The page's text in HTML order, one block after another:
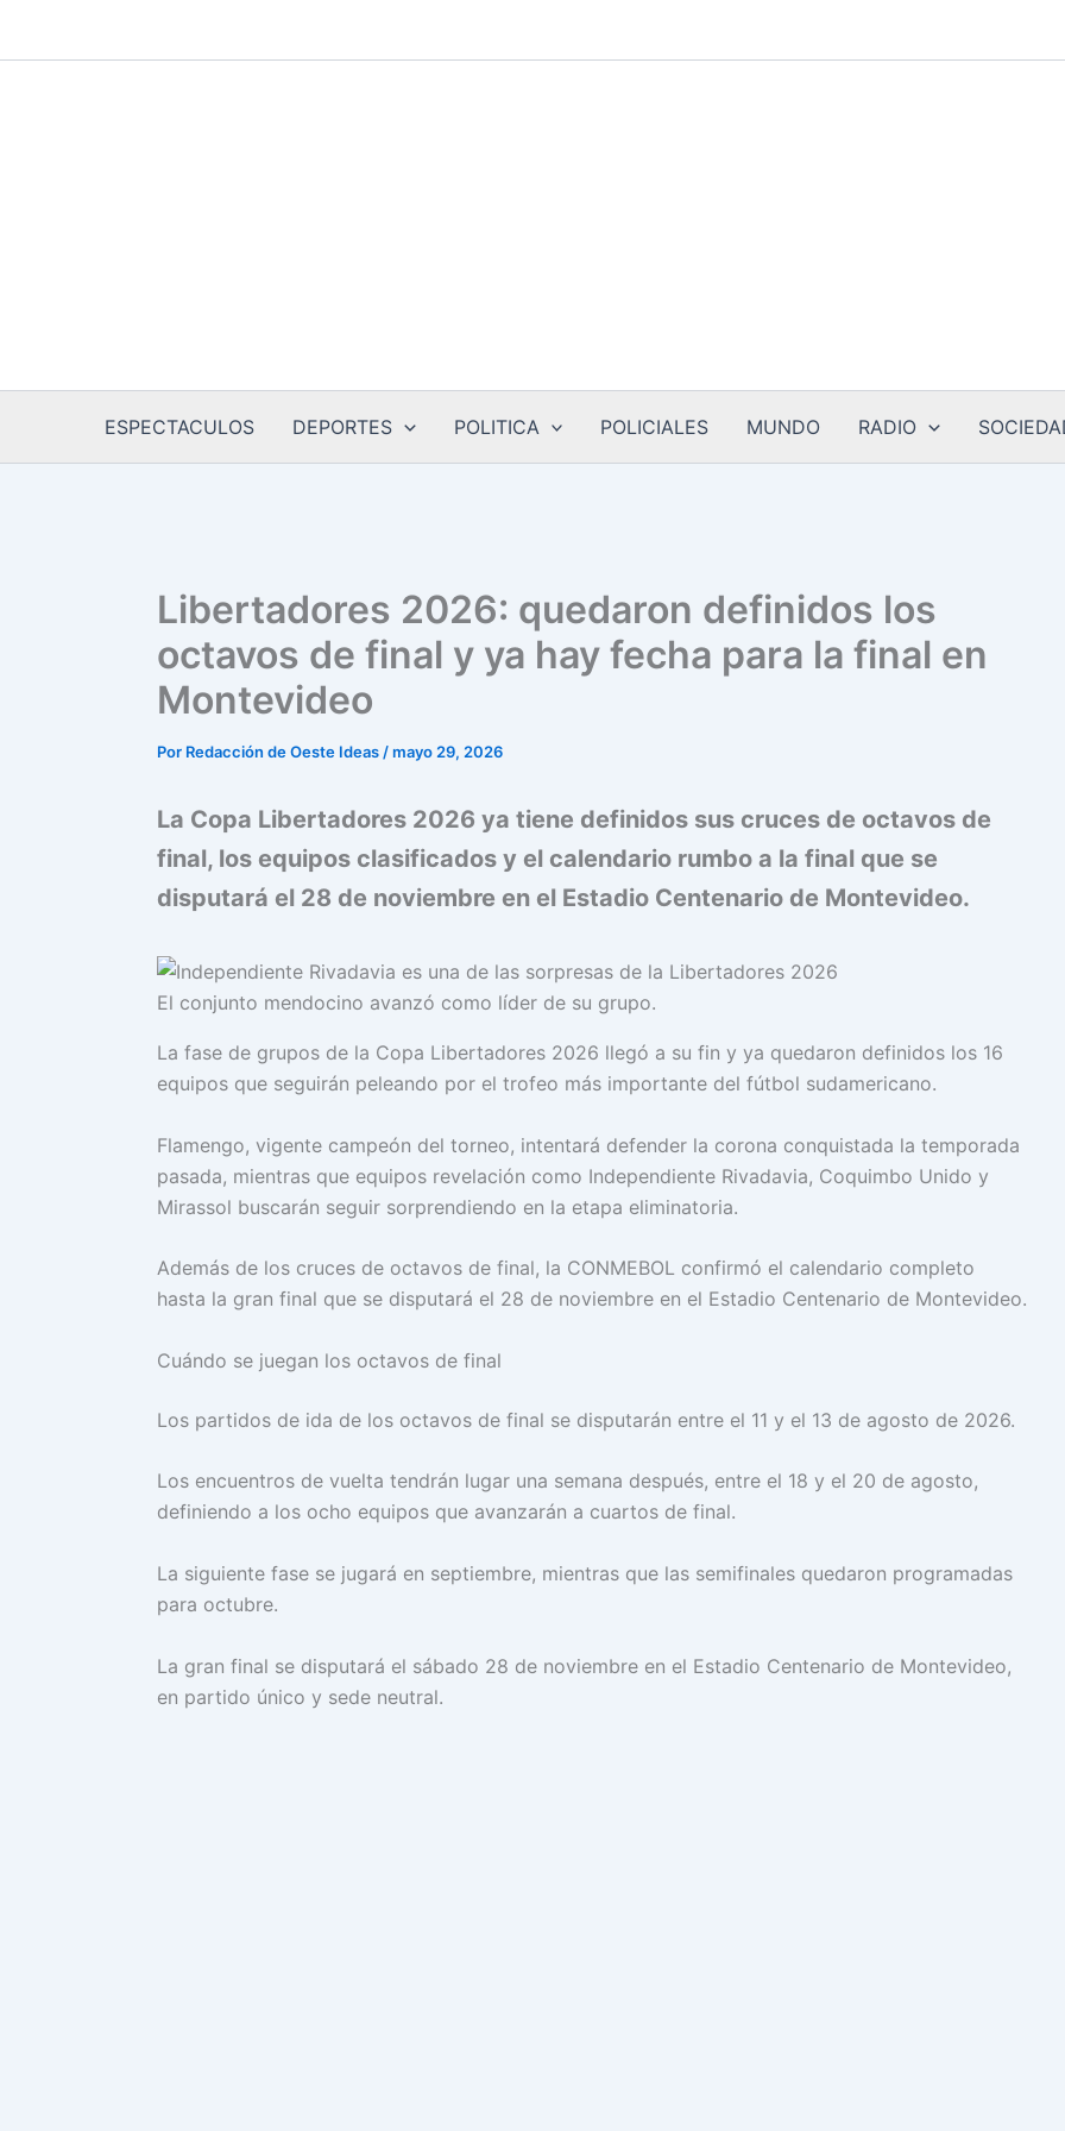
ESPECTACULOS DEPORTES POLITICA POLICIALES MUNDO RADIO
Libertadores 2026: quedaron definidos los
octavos de final y ya hay fecha para la final en
Montevideo
Por Redacción de Oeste Ideas /mayo 29, 2026
La Copa Libertadores 2026 ya tiene definidos sus cruces de octavos de
final, los equipos clasificados y el calendario rumbo a la final que se
disputará el 28 de noviembre en el Estadio Centenario de Montevideo.
El conjunto mendocino avanzó como líder de su grupo.
La fase de grupos de la Copa Libertadores 2026 llegó a su fin y ya quedaron definidos los 16
equipos que seguirán peleando por el trofeo más importante del fútbol sudamericano.
Flamengo, vigente campeón del torneo, intentará defender la corona conquistada la temporada
pasada, mientras que equipos revelación como Independiente Rivadavia, Coquimbo Unido y
Mirassol buscarán seguir sorprendiendo en la etapa eliminatoria.
Además de los cruces de octavos de final, la CONMEBOL confirmó el calendario completo
hasta la gran final que se disputará el 28 de noviembre en el Estadio Centenario de Montevideo.
Cuándo se juegan los octavos de final
Los partidos de ida de los octavos de final se disputarán entre el 11 y el 13 de agosto de 2026.
Los encuentros de vuelta tendrán lugar una semana después, entre el 18 y el 20 de agosto,
definiendo a los ocho equipos que avanzarán a cuartos de final.
La siguiente fase se jugará en septiembre, mientras que las semifinales quedaron programadas
para octubre.
La gran final se disputará el sábado 28 de noviembre en el Estadio Centenario de Montevideo,
en partido único y sede neutral.